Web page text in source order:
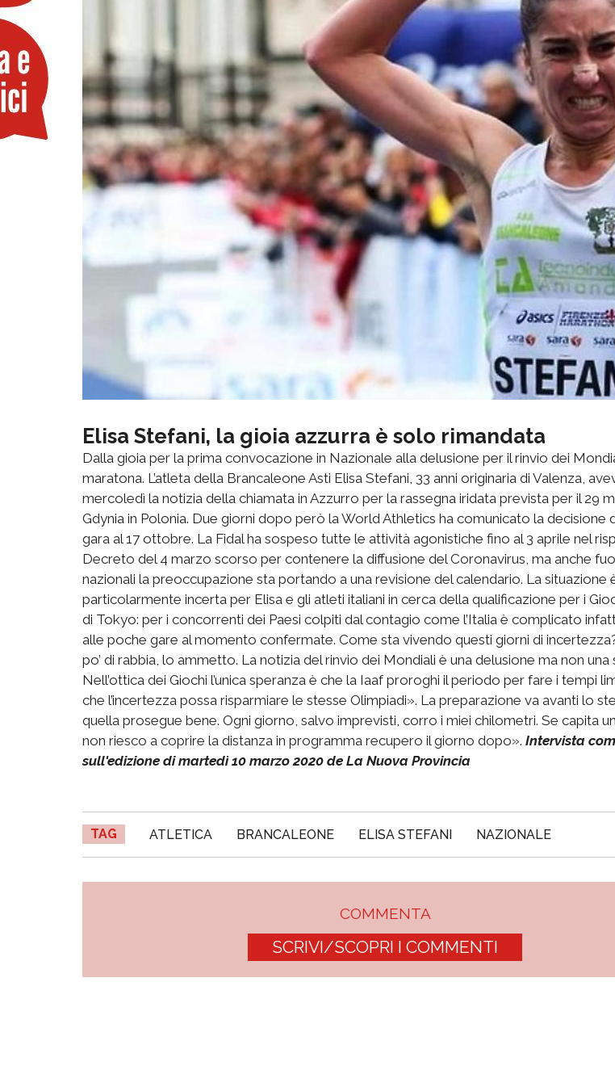
Elisa Stefani, la gioia azzurra è solo rimandata
Dalla gioia per la prima convocazione in Nazionale alla delusione per il rinvio dei
maratona. L’atleta della Brancaleone Asti Elisa Stefani, 33 anni originaria di Valenza,
mercoledì la notizia della chiamata in Azzurro per la rassegna iridata prevista per il 29
Gdynia in Polonia. Due giorni dopo però la World Athletics ha comunicato la decisione
gara al 17 ottobre. La Fidal ha sospeso tutte le attività agonistiche fino al 3 aprile nel
Decreto del 4 marzo scorso per contenere la diffusione del Coronavirus, ma anche
nazionali la preoccupazione sta portando a una revisione del calendario. La situazione
particolarmente incerta per Elisa e gli atleti italiani in cerca della qualificazione per i
di Tokyo: per i concorrenti dei Paesi colpiti dal contagio come l’Italia è complicato
alle poche gare al momento confermate. Come sta vivendo questi giorni di
po’ di rabbia, lo ammetto. La notizia del rinvio dei Mondiali è una delusione ma non una
Nell’ottica dei Giochi l’unica speranza è che la Iaaf proroghi il periodo per fare i tempi
che l’incertezza possa risparmiare le stesse Olimpiadi». La preparazione va avanti lo
quella prosegue bene. Ogni giorno, salvo imprevisti, corro i miei chilometri. Se capita
non riesco a coprire la distanza in programma recupero il giorno dopo». Intervista
sull'edizione di martedì 10 marzo 2020 de La Nuova Provincia
TAG ATLETICA BRANCALEONE ELISA STEFANI NAZIONALE
COMMENTA
SCRIVI/SCOPRI I COMMENTI